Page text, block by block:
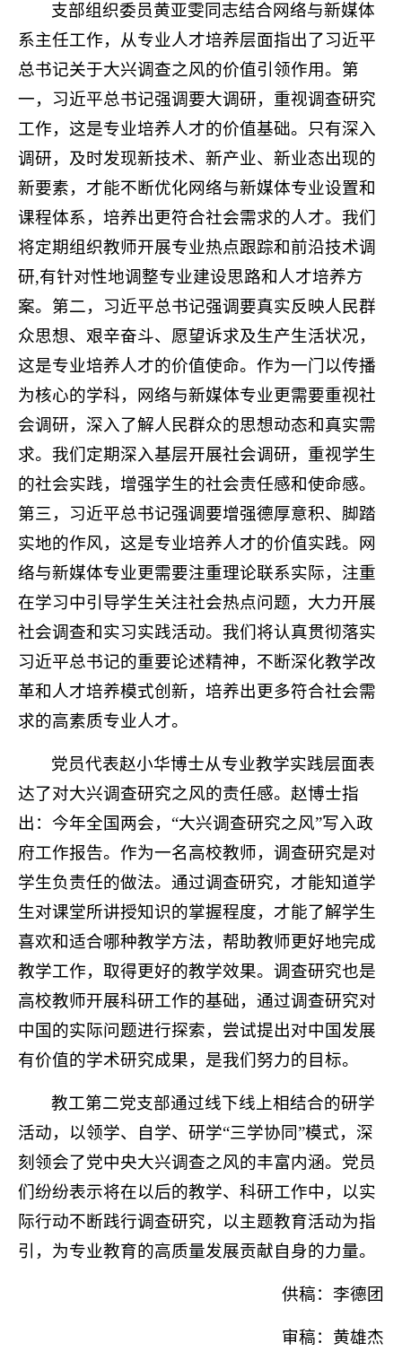
支部组织委员黄亚雯同志结合网络与新媒体
系主任工作，从专业人才培养层面指出了习近平
总书记关于大兴调查之风的价值引领作用。第
一，习近平总书记强调要大调研，重视调查研究
工作，这是专业培养人才的价值基础。只有深入
调研，及时发现新技术、新产业、新业态出现的
新要素，才能不断优化网络与新媒体专业设置和
课程体系，培养出更符合社会需求的人才。我们
将定期组织教师开展专业热点跟踪和前沿技术调
研,有针对性地调整专业建设思路和人才培养方
案。第二，习近平总书记强调要真实反映人民群
众思想、艰辛奋斗、愿望诉求及生产生活状况，
这是专业培养人才的价值使命。作为一门以传播
为核心的学科，网络与新媒体专业更需要重视社
会调研，深入了解人民群众的思想动态和真实需
求。我们定期深入基层开展社会调研，重视学生
的社会实践，增强学生的社会责任感和使命感。
第三，习近平总书记强调要增强德厚意积、脚踏
实地的作风，这是专业培养人才的价值实践。网
络与新媒体专业更需要注重理论联系实际，注重
在学习中引导学生关注社会热点问题，大力开展
社会调查和实习实践活动。我们将认真贯彻落实
习近平总书记的重要论述精神，不断深化教学改
革和人才培养模式创新，培养出更多符合社会需
求的高素质专业人才。
党员代表赵小华博士从专业教学实践层面表
达了对大兴调查研究之风的责任感。赵博士指
出：今年全国两会，“大兴调查研究之风”写入政
府工作报告。作为一名高校教师，调查研究是对
学生负责任的做法。通过调查研究，才能知道学
生对课堂所讲授知识的掌握程度，才能了解学生
喜欢和适合哪种教学方法，帮助教师更好地完成
教学工作，取得更好的教学效果。调查研究也是
高校教师开展科研工作的基础，通过调查研究对
中国的实际问题进行探索，尝试提出对中国发展
有价值的学术研究成果，是我们努力的目标。
教工第二党支部通过线下线上相结合的研学
活动，以领学、自学、研学“三学协同”模式，深
刻领会了党中央大兴调查之风的丰富内涵。党员
们纷纷表示将在以后的教学、科研工作中，以实
际行动不断践行调查研究，以主题教育活动为指
引，为专业教育的高质量发展贡献自身的力量。
供稿：李德团
审稿：黄雄杰